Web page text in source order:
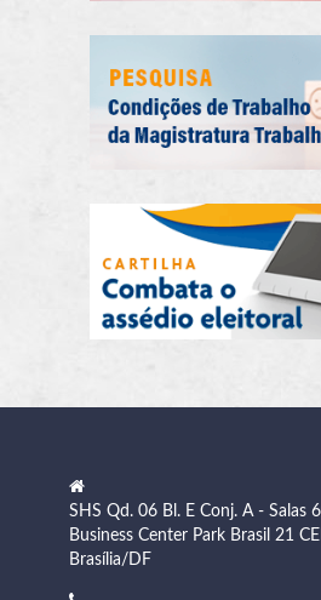
SHS Qd. 06 Bl. E Conj. A - Salas
Business Center Park Brasil 21
Brasília/DF